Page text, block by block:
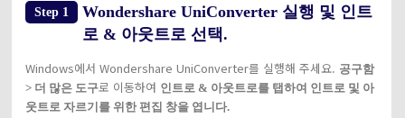
Step 1
Wondershare UniConverter 실행 및 인트
로 & 아웃트로 선택.
Windows에서 Wondershare UniConverter를 실행해 주세요. 공구함
> 더 많은 도구로 이동하여 인트로 & 아웃트로를 탭하여 인트로 및 아
웃트로 자르기를 위한 편집 창을 엽니다.